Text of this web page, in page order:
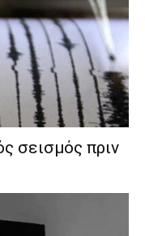
σεισμός πριν